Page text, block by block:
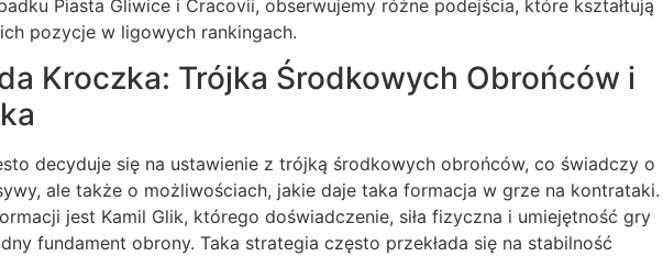
Piasta Gliwice i Cracovii, obserwujemy różne podejścia, które kształtują
pozycje w ligowych rankingach.
Kroczka: Trójka Środkowych Obrońców i
decyduje się na ustawienie z trójką środkowych obrońców, co świadczy o
ale także o możliwościach, jakie daje taka formacja w grze na kontrataki.
jest Kamil Glik, którego doświadczenie, siła fizyczna i umiejętność gry
fundament obrony. Taka strategia często przekłada się na stabilność